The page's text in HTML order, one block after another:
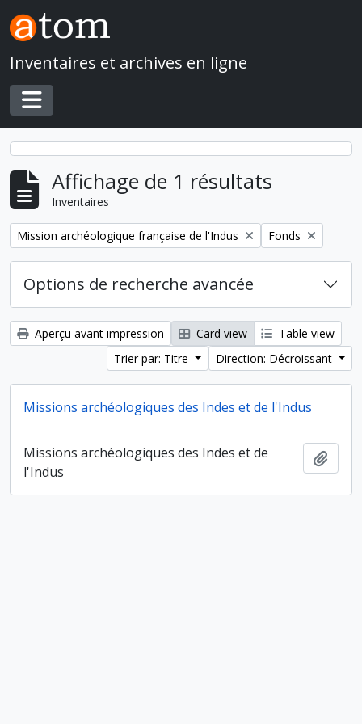
Skip to main content
Inventaires et archives en ligne
Toggle navigation
Affichage de 1 résultats
Inventaires
Remove filter:
Mission archéologique française de l'Indus Remove filter:
Fonds
Options de recherche avancée
Aperçu avant impression Card view
Table view
Trier par: Titre
Direction: Décroissant
Missions archéologiques des Indes et de l'Indus
Missions archéologiques des Indes et de
l'Indus